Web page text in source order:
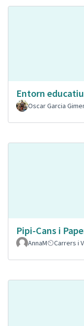
Entorn
Oscar Garcia
Pipi-Cans i
AnnaM
Carrers i